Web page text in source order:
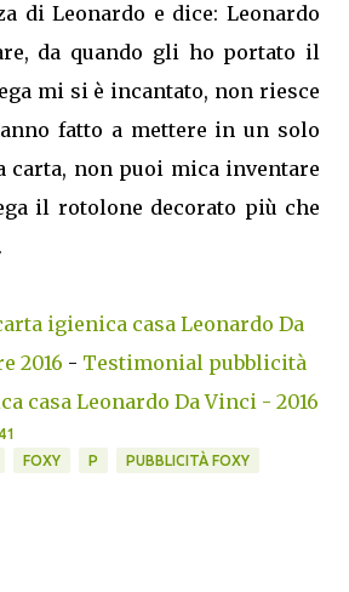
di Leonardo e dice: Leonardo
da quando gli ho portato il
mi si è incantato, non riesce
fatto a mettere in un solo
carta, non puoi mica inventare
il rotolone decorato più che
igienica casa Leonardo Da
2016 - Testimonial pubblicità
casa Leonardo Da Vinci - 2016
FOXY P PUBBLICITÀ FOXY